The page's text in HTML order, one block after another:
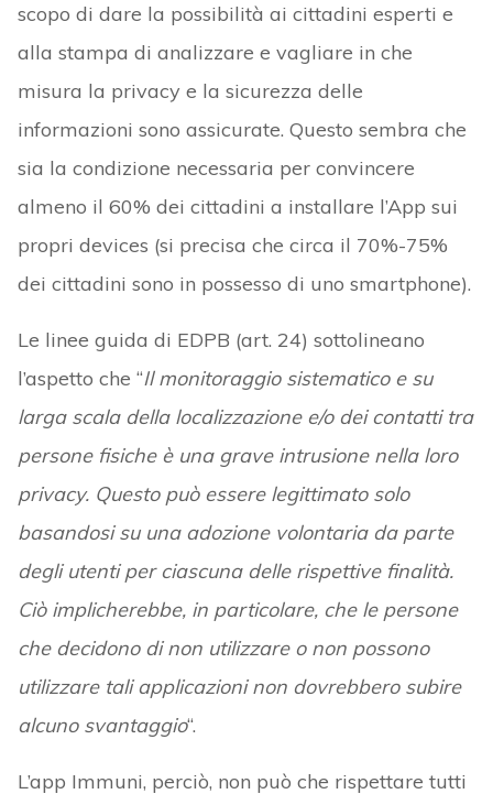
scopo di dare la possibilità ai cittadini esperti e
alla stampa di analizzare e vagliare in che
misura la privacy e la sicurezza delle
informazioni sono assicurate. Questo sembra che
sia la condizione necessaria per convincere
almeno il 60% dei cittadini a installare l’App sui
propri devices (si precisa che circa il 70%-75%
dei cittadini sono in possesso di uno smartphone).
Le linee guida di EDPB (art. 24) sottolineano
l’aspetto che “Il monitoraggio sistematico e su
larga scala della localizzazione e/o dei contatti tra
persone fisiche è una grave intrusione nella loro
privacy. Questo può essere legittimato solo
basandosi su una adozione volontaria da parte
degli utenti per ciascuna delle rispettive finalità.
Ciò implicherebbe, in particolare, che le persone
che decidono di non utilizzare o non possono
utilizzare tali applicazioni non dovrebbero subire
alcuno svantaggio“.
L’app Immuni, perciò, non può che rispettare tutti